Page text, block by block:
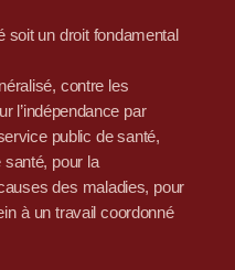
soit un droit fondamental
contre les
l’indépendance par
public de santé,
pour la
des maladies, pour
à un travail coordonné